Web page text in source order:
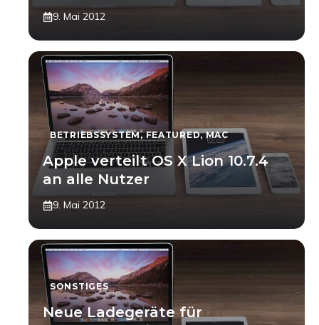
9. Mai 2012
BETRIEBSSYSTEM,FEATURED,MAC
Apple verteilt OS X Lion 10.7.4
an alle Nutzer
9. Mai 2012
SONSTIGES
Neue Ladegeräte für